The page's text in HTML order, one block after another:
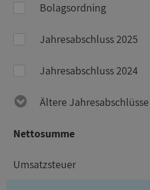
Bolagsordning
Jahresabschluss 2025
Jahresabschluss 2024
Ältere
Nettosumme
Umsatzsteuer